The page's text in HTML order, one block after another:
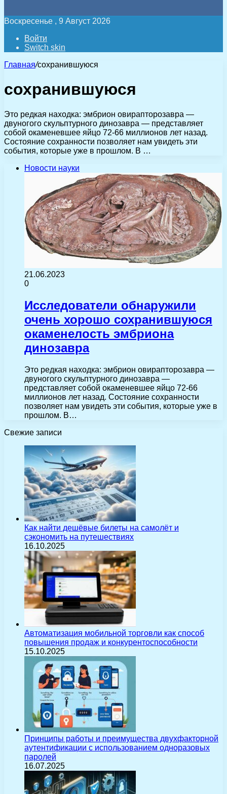
Воскресенье , 9 Август 2026
Войти
Switch skin
Главная/сохранившуюся
сохранившуюся
Это редкая находка: эмбрион овирапторозавра —
двуногого скульптурного динозавра — представляет
собой окаменевшее яйцо 72-66 миллионов лет назад.
Состояние сохранности позволяет нам увидеть эти
события, которые уже в прошлом. В …
Новости науки
21.06.2023
0
Исследователи обнаружили
очень хорошо сохранившуюся
окаменелость эмбриона
динозавра
Это редкая находка: эмбрион овирапторозавра —
двуногого скульптурного динозавра —
представляет собой окаменевшее яйцо 72-66
миллионов лет назад. Состояние сохранности
позволяет нам увидеть эти события, которые уже в
прошлом. В…
Свежие записи
Как найти дешёвые билеты на самолёт и
сэкономить на путешествиях
16.10.2025
Автоматизация мобильной торговли как способ
повышения продаж и конкурентоспособности
15.10.2025
Принципы работы и преимущества двухфакторной
аутентификации с использованием одноразовых
паролей
16.07.2025